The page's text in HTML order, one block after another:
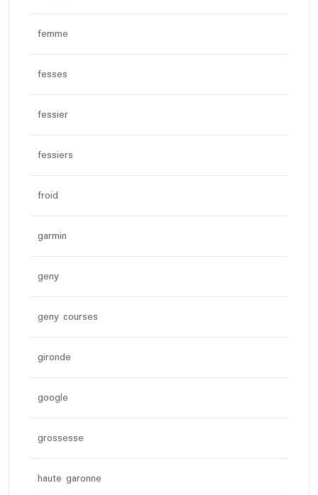
femme
fesses
fessier
fessiers
froid
garmin
geny
geny courses
gironde
google
grossesse
haute garonne